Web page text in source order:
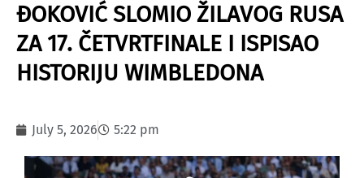
ĐOKOVIĆ SLOMIO ŽILAVOG RUSA
ZA 17. ČETVRTFINALE I ISPISAO
HISTORIJU WIMBLEDONA
July 5, 2026 5:22 pm